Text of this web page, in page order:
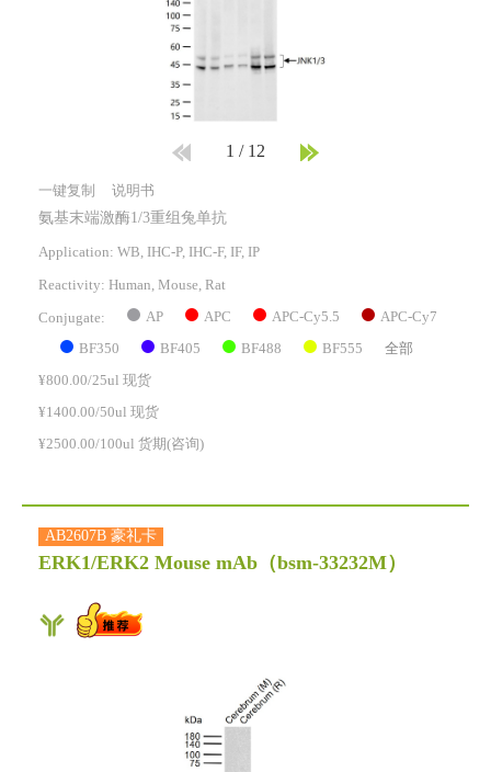
1 / 12
一键复制 说明书
氨基末端激酶1/3重组兔单抗
Application: WB, IHC-P, IHC-F, IF, IP
Reactivity: Human, Mouse, Rat
Conjugate: AP APC APC-Cy5.5 APC-Cy7
BF350 BF405 BF488 BF555 全部
¥800.00/25ul 现货
¥1400.00/50ul 现货
¥2500.00/100ul 货期(咨询)
AB2607B 豪礼卡
ERK1/ERK2 Mouse mAb （bsm-33232M）